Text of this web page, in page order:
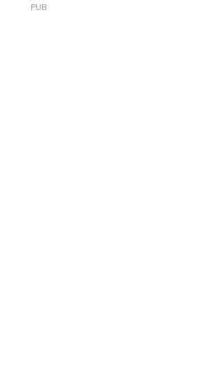
PUB